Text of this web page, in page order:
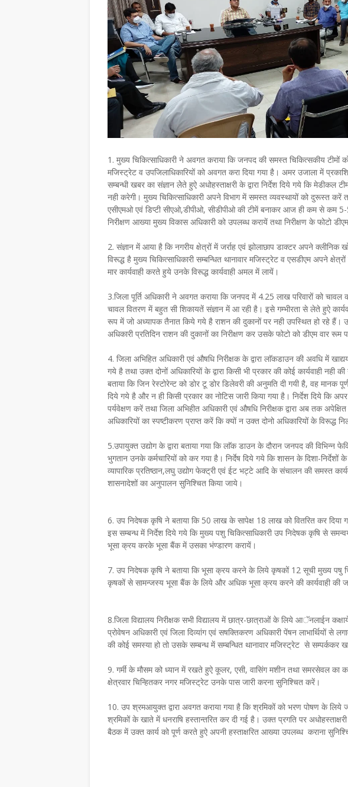
1. मुख्य चिकित्साधिकारी ने अवगत कराया कि जनपद की समस्त चिकित्सकीय टीमों
मजिस्ट्रेट व उपजिलाधिकारियों को अवगत करा दिया गया है। अमर उजाला में
सम्बन्धी खबर का संज्ञान लेेते हुऐ अधोहस्ताक्षरी के द्वारा निर्देश दिये गये कि मेडीकल
नही करेगी। मुख्य चिकित्साधिकारी अपने विभाग में समस्त व्यवस्थायों को दुरूस्त करें
एसीएमओ एवं डिप्टी सीएओ,डीपीओ, सीडीपीओ की टीमें बनाकर आज ही कम से कम
निरीक्षण आख्या मुख्य विकास अधिकारी को उपलब्ध करायें तथा निरीक्षण के फोटो
2. संज्ञान में आया है कि नगरीय क्षेत्रों में जर्राह एवं झोलाछाप डाक्टर अपने
विरूद्ध है मुख्य चिकित्साधिकारी सम्बन्धित थानावार मजिस्ट्रेट व एसडीएम अपने
मार कार्यवाही करते हुये उनके विरूद्ध कार्यवाही अमल में लायें।
3.जिला पूर्ति अधिकारी ने अवगत कराया कि जनपद में 4.25 लाख परिवारों को
चावल वितरण में बहुत सी शिकायतें संज्ञान में आ रही है। इसे गम्भीरता से लेते हुऐ
रूप में जो अध्यापक तैनात किये गये है राशन की दुकानों पर नही उपस्थित हो रहे हैं।
अधिकारी प्रतिदिन राशन की दुकानों का निरीक्षण कर उसके फोटो को डीएम वार रूम
4. जिला अभिहित अधिकारी एवं औषधि निरीक्षक के द्वारा लाॅकडाउन की अवधि में
गये है तथा उक्त दोनों अधिकारियों के द्वारा किसी भी प्रकार की कोई कार्यवाही
बताया कि जिन रेस्टोरेन्ट को डोर टू डोर डिलेवरी की अनुमति दी गयी है, वह मानक
दिये गये है और न ही किसी प्रकार का नोटिस जारी किया गया है। निर्देश दिये कि
पर्यवेक्षण करें तथा जिला अभिहीत अधिकारी एवं औषधि निरीक्षक द्वारा अब तक
अधिकारियों का स्पष्टीकरण प्राप्त करें कि क्यों न उक्त दोनो अधिकारियों के विरूद्ध
5.उपायुक्त उद्योग के द्वारा बताया गया कि लाॅक डाउन के दौरान जनपद की विभिन्न
भुगतान उनके कर्मचारियों को कर गया है। निर्देष दिये गये कि शासन के दिशा-
व्यापारिक प्रतिष्ठान,लघु उद्योग फेक्ट्री एवं ईट भट्टे आदि के संचालन की समस्त
शासनादेशों का अनुपालन सुनिश्चित किया जाये।
6. उप निदेषक कृषि ने बताया कि 50 लाख के सापेक्ष 18 लाख को वितरित कर दिया
इस सम्बन्ध में निर्देश दिये गये कि मुख्य पशु चिकित्साधिकारी उप निदेषक कृषि से
भूसा क्रय करके भूसा बैंक में उसका भंण्डारण करायें।
7. उप निदेषक कृषि ने बताया कि भूसा क्रय करने के लिये कृषकों 12 सूची मुख्य पषु
कृषकों से सामन्जस्य भूसा बैंक के लिये और अधिक भूसा क्रय करने की कार्यवाही की
8.जिला विद्यालय निरीक्षक सभी विद्यालय में छात्र-छात्राओं के लिये आॅनलाईन
प्रोवेषन अधिकारी एवं जिला दिव्यांग एवं सषक्तिकरण अधिकारी पेंषन लाभार्थियों से
की कोई समस्या हो तो उसके सम्बन्ध में सम्बन्धित थानावार मजिस्ट्रेट से सम्पर्ककर
9. गर्मी के मौसम को ध्यान में रखते हुऐ कूलर, एसी, वासिंग मशीन तथा समरसेवल का
क्षेत्रवार चिन्हितकर नगर मजिस्ट्रेट उनके पास जारी करना सुनिश्चित करें।
10. उप श्रमआयुक्त द्वारा अवगत कराया गया है कि श्रमिकों को भरण पोषण के
श्रमिकों के खाते में धनराषि हस्तान्तरित कर दी गई है। उक्त प्रगति पर अधोहस्ताक्षरी
बैठक में उक्त कार्य को पूर्ण करते हुऐ अपनी हस्ताक्षरित आख्या उपलब्ध कराना